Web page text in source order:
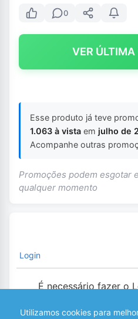
0
VER ÚLTIMA
Esse produto já teve
1.063 à vista em julho de
Acompanhe outras
Promoções podem esgotar
qualquer momento
Login
É necessário fazer o